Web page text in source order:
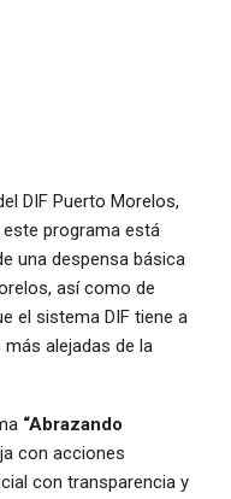
DIF Puerto Morelos,
programa está
una despensa básica
así como de
el sistema DIF tiene a
alejadas de la
“Abrazando
con acciones
con transparencia y